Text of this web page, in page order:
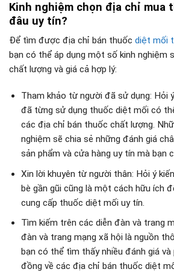
Kinh nghiệm chọn địa chỉ mua
đâu uy tín?
Để tìm được địa chỉ bán thuốc diệt mối
bạn có thể áp dụng một số kinh nghiệm
chất lượng và giá cả hợp lý:
Tham khảo từ người đã sử dụng: Hỏi
đã từng sử dụng thuốc diệt mối có
các địa chỉ bán thuốc chất lượng.
nghiệm sẽ chia sẻ những đánh giá
sản phẩm và cửa hàng uy tín mà bạn
Xin lời khuyên từ người thân: Hỏi ý
bè gần gũi cũng là một cách hữu ích
cung cấp thuốc diệt mối uy tín.
Tìm kiếm trên các diễn đàn và trang
đàn và trang mạng xã hội là nguồn
bạn có thể tìm thấy nhiều đánh giá
đồng về các địa chỉ bán thuốc diệt